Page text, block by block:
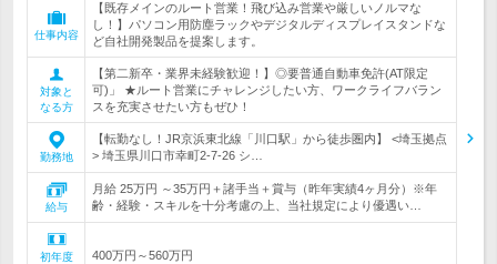
仕事内容
【既存メインのルート営業！飛び込み営業や厳しいノルマな
し！】パソコン用防塵ラックやデジタルディスプレイスタンドな
ど自社開発製品を提案します。
対象と
なる方
【第二新卒・業界未経験歓迎！】◎要普通自動車免許(AT限定
可)」 ★ルート営業にチャレンジしたい方、ワークライフバラン
スを充実させたい方もぜひ！
勤務地
【転勤なし！JR京浜東北線「川口駅」から徒歩圏内】 <埼玉拠点
> 埼玉県川口市幸町2-7-26 シ…
給与
月給 25万円 ～35万円＋諸手当＋賞与（昨年実績4ヶ月分）※年
齢・経験・スキルを十分考慮の上、当社規定により優遇い…
初年度
400万円～560万円